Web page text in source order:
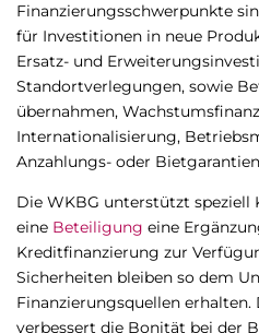
Finanzierungsschwerpunkte
für Investitionen in neue
Ersatz- und
Standortverlegungen, sowie
übernahmen,
Internationalisierung,
Anzahlungs- oder
Die WKBG unterstützt speziell
eine Beteiligung eine
Kreditfinanzierung zur
Sicherheiten bleiben so dem
Finanzierungsquellen
verbessert die Bonität bei der